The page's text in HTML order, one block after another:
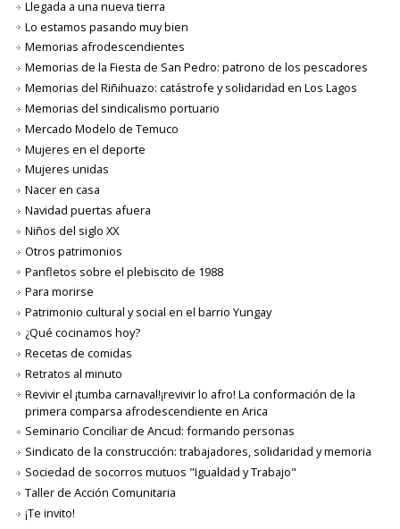
Llegada a una nueva tierra
Lo estamos pasando muy bien
Memorias afrodescendientes
Memorias de la Fiesta de San Pedro: patrono de los pescadores
Memorias del Riñihuazo: catástrofe y solidaridad en Los Lagos
Memorias del sindicalismo portuario
Mercado Modelo de Temuco
Mujeres en el deporte
Mujeres unidas
Nacer en casa
Navidad puertas afuera
Niños del siglo XX
Otros patrimonios
Panfletos sobre el plebiscito de 1988
Para morirse
Patrimonio cultural y social en el barrio Yungay
¿Qué cocinamos hoy?
Recetas de comidas
Retratos al minuto
Revivir el ¡tumba carnaval!¡revivir lo afro! La conformación de la
primera comparsa afrodescendiente en Arica
Seminario Conciliar de Ancud: formando personas
Sindicato de la construcción: trabajadores, solidaridad y memoria
Sociedad de socorros mutuos "Igualdad y Trabajo"
Taller de Acción Comunitaria
¡Te invito!